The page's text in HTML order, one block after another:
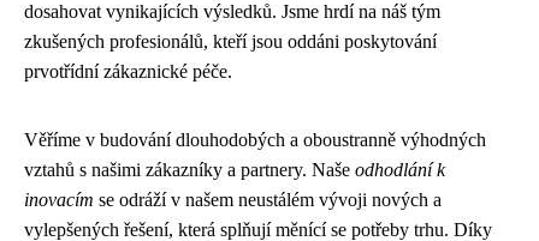
dosahovat vynikajících výsledků. Jsme hrdí na náš tým
zkušených profesionálů, kteří jsou oddáni poskytování
prvotřídní zákaznické péče.
Věříme v budování dlouhodobých a oboustranně výhodných
vztahů s našimi zákazníky a partnery. Naše odhodlání k
inovacím se odráží v našem neustálém vývoji nových a
vylepšených řešení, která splňují měnící se potřeby trhu. Díky